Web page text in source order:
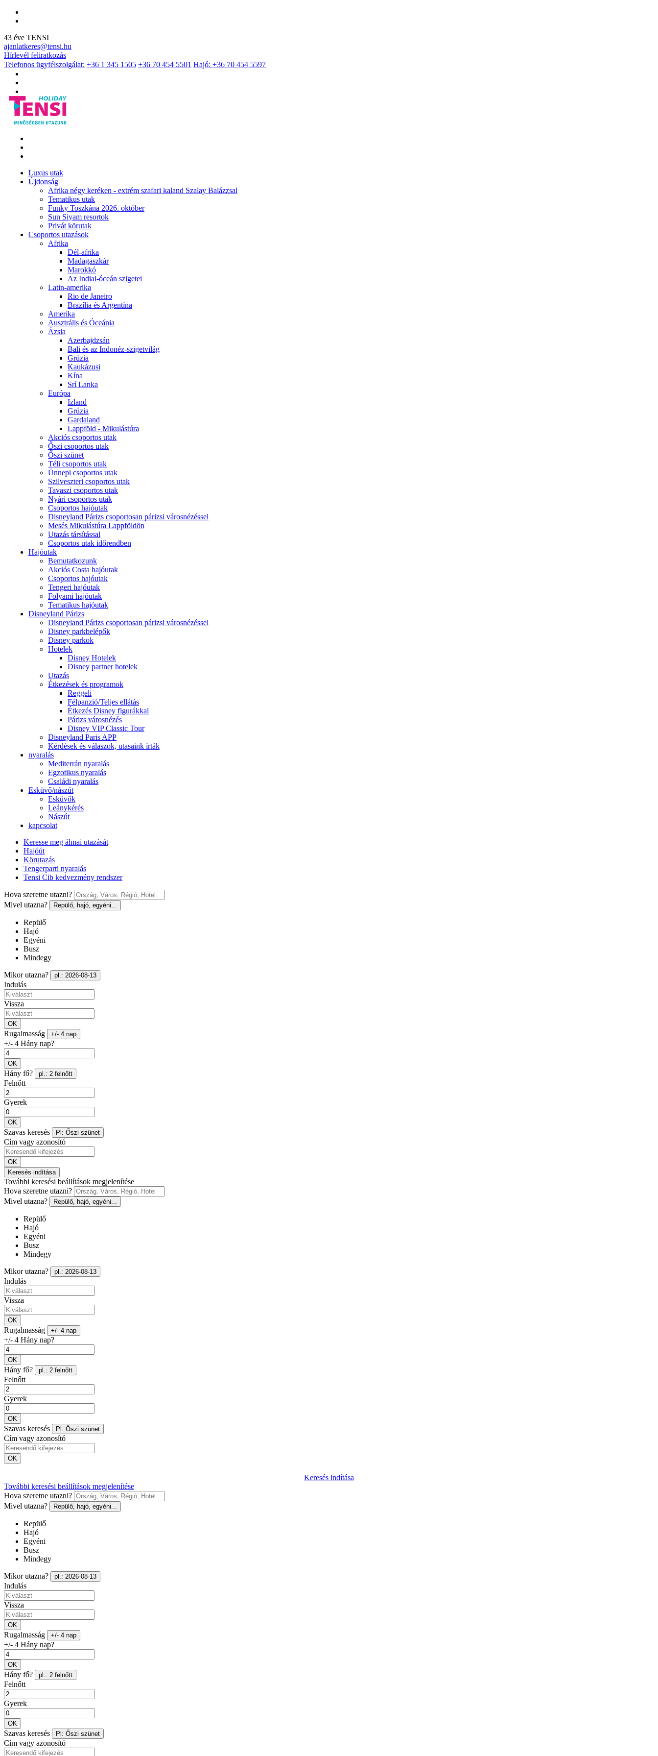
43 éve TENSI
ajanlatkeres@tensi.hu
Hírlevél feliratkozás
Telefonos ügyfélszolgálat: +36 1 345 1505 +36 70 454 5501 Hajó: +36 70 454 5597
Luxus utak
Újdonság
Afrika négy keréken - extrém szafari kaland Szalay Balázzsal
Tematikus utak
Funky Toszkána 2026. október
Sun Siyam resortok
Privát körutak
Csoportos utazások
Afrika
Dél-afrika
Madagaszkár
Marokkó
Az Indiai-óceán szigetei
Latin-amerika
Rio de Janeiro
Brazília és Argentína
Amerika
Ausztrális és Óceánia
Ázsia
Azerbajdzsán
Bali és az Indonéz-szigetvilág
Grúzia
Kaukázusi
Kína
Srí Lanka
Európa
Izland
Grúzia
Gardaland
Lappföld - Mikulástúra
Akciós csoportos utak
Őszi csoportos utak
Őszi szünet
Téli csoportos utak
Ünnepi csoportos utak
Szilveszteri csoportos utak
Tavaszi csoportos utak
Nyári csoportos utak
Csoportos hajóutak
Disneyland Párizs csoportosan párizsi városnézéssel
Mesés Mikulástúra Lappföldön
Utazás társítással
Csoportos utak időrendben
Hajóutak
Bemutatkozunk
Akciós Costa hajóutak
Csoportos hajóutak
Tengeri hajóutak
Folyami hajóutak
Tematikus hajóutak
Disneyland Párizs
Disneyland Párizs csoportosan párizsi városnézéssel
Disney parkbelépők
Disney parkok
Hotelek
Disney Hotelek
Disney partner hotelek
Utazás
Étkezések és programok
Reggeli
Félpanzió/Teljes ellátás
Étkezés Disney figurákkal
Párizs városnézés
Disney VIP Classic Tour
Disneyland Paris APP
Kérdések és válaszok, utasaink írták
nyaralás
Mediterrán nyaralás
Egzotikus nyaralás
Családi nyaralás
Esküvő/nászút
Esküvők
Leánykérés
Nászút
kapcsolat
Keresse meg álmai utazását
Hajóút
Körutazás
Tengerparti nyaralás
Tensi Cib kedvezmény rendszer
Hova szeretne utazni?
Mivel utazna?
Repülő, hajó, egyéni...
Repülő
Hajó
Egyéni
Busz
Mindegy
Mikor utazna? pl.: 2026-08-13
Indulás
Vissza
OK
Rugalmasság +/- 4 nap
+/- 4 Hány nap?
OK
Hány fő? pl.: 2 felnőtt
Felnőtt
Gyerek
OK
Szavas keresés Pl: Őszi szünet
Cím vagy azonosító
OK
Keresés indítása
További keresési beállítások megjelenítése
Hova szeretne utazni?
Mivel utazna?
Repülő, hajó, egyéni...
Repülő
Hajó
Egyéni
Busz
Mindegy
Mikor utazna? pl.: 2026-08-13
Indulás
Vissza
OK
Rugalmasság +/- 4 nap
+/- 4 Hány nap?
OK
Hány fő? pl.: 2 felnőtt
Felnőtt
Gyerek
OK
Szavas keresés Pl: Őszi szünet
Cím vagy azonosító
OK
Keresés indítása
További keresési beállítások megjelenítése
Hova szeretne utazni?
Mivel utazna?
Repülő, hajó, egyéni...
Repülő
Hajó
Egyéni
Busz
Mindegy
Mikor utazna? pl.: 2026-08-13
Indulás
Vissza
OK
Rugalmasság +/- 4 nap
+/- 4 Hány nap?
OK
Hány fő? pl.: 2 felnőtt
Felnőtt
Gyerek
OK
Szavas keresés Pl: Őszi szünet
Cím vagy azonosító